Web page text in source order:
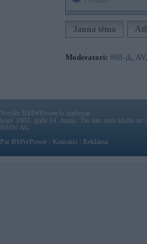
Jauna tēma
Moderatori: 968-jk AV
Vortāls BMWPower.lv darbojas
kopš 2002. gada 14. maija. Tas nav auto klubs un
BMW AG.
Par BMWPower
Kontakti Reklāma